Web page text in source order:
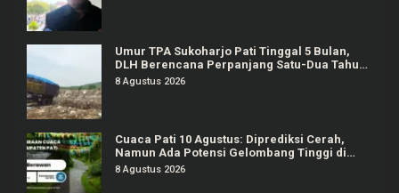
Umur TPA Sukoharjo Pati Tinggal 5 Bulan,
DLH Berencana Perpanjang Satu-Dua Tahun
Lagi
8 Agustus 2026
Cuaca Pati 10 Agustus: Diprediksi Cerah,
Namun Ada Potensi Gelombang Tinggi di
Perairan Jateng
8 Agustus 2026